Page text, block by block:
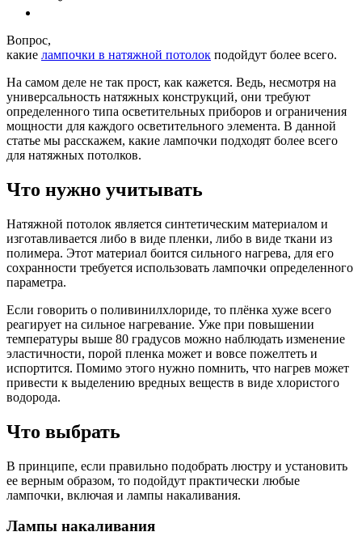
Вопрос,
какие лампочки в натяжной потолок подойдут более всего.
На самом деле не так прост, как кажется. Ведь, несмотря на
универсальность натяжных конструкций, они требуют
определенного типа осветительных приборов и ограничения
мощности для каждого осветительного элемента. В данной
статье мы расскажем, какие лампочки подходят более всего
для натяжных потолков.
Что нужно учитывать
Натяжной потолок является синтетическим материалом и
изготавливается либо в виде пленки, либо в виде ткани из
полимера. Этот материал боится сильного нагрева, для его
сохранности требуется использовать лампочки определенного
параметра.
Если говорить о поливинилхлориде, то плёнка хуже всего
реагирует на сильное нагревание. Уже при повышении
температуры выше 80 градусов можно наблюдать изменение
эластичности, порой пленка может и вовсе пожелтеть и
испортится. Помимо этого нужно помнить, что нагрев может
привести к выделению вредных веществ в виде хлористого
водорода.
Что выбрать
В принципе, если правильно подобрать люстру и установить
ее верным образом, то подойдут практически любые
лампочки, включая и лампы накаливания.
Лампы накаливания